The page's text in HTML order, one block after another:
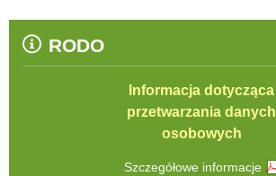
RODO
Informacja dotycząca
przetwarzania danych
osobowych
Szczegółowe informacje